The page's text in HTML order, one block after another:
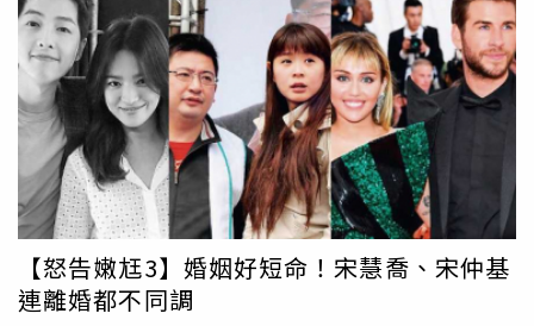
血本無歸，讓她相當無奈。後
凌威威和媽媽的關係逐漸降至
冰點，直到岳子樓失聯，母女關係逐漸才破冰。（圖／翻攝
凌威威 臉書）篤信神明的 凌威威透露，行天宮的恩主公一
路見證她的婚事，婚前她帶岳子樓去求籤，虔誠的她不見聖
筊就不簽字。婚姻觸礁前，凌威威也帶老公去求籤，祈求指
點迷津。如今為了離婚，凌威威在神明的指示下，將原藝名
凌「葳」威改為凌「威」威，除了祈求斬草除根，更期待正
緣儘快出現。
【怒告嫩尪3】婚姻好短命！宋慧喬、宋仲基
連離婚都不同調